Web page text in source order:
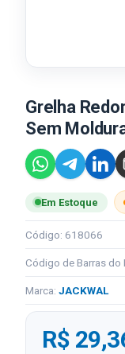
Grelha
Sem
Em Estoque
Código: 618066
Código de Barras
Marca: JACKWAL
R$